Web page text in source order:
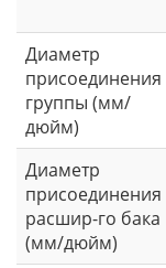
Диаметр
присоединения
группы (мм/
дюйм)
Диаметр
присоединения
расшир-го бака
(мм/дюйм)